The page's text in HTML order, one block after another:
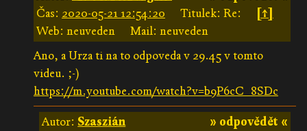
Čas: 2020-05-21 12:54:20 Titulek: Re:
[↑]
Web: neuveden
Mail: neuveden
Ano, a Urza ti na to odpoveda v 29.45 v tomto
videu. ;-)
https://m.youtube.com/watch?v=b9P6cC_8SDc
» odpovědět «
Autor: Szaszián